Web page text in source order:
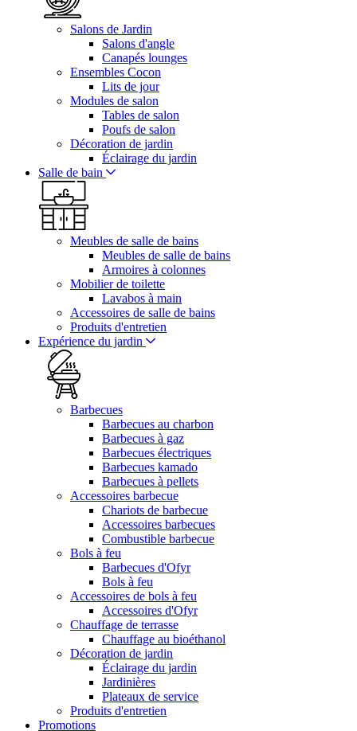
Salons de Jardin
Salons d'angle
Canapés lounges
Ensembles Cocon
Lits de jour
Modules de salon
Tables de salon
Poufs de salon
Décoration de jardin
Éclairage du jardin
Salle de bain
Meubles de salle de bains
Meubles de salle de bains
Armoires à colonnes
Mobilier de toilette
Lavabos à main
Accessoires de salle de bains
Produits d'entretien
Expérience du jardin
Barbecues
Barbecues au charbon
Barbecues à gaz
Barbecues électriques
Barbecues kamado
Barbecues à pellets
Accessoires barbecue
Chariots de barbecue
Accessoires barbecues
Combustible barbecue
Bols à feu
Barbecues d'Ofyr
Bols à feu
Accessoires de bols à feu
Accessoires d'Ofyr
Chauffage de terrasse
Chauffage au bioéthanol
Décoration de jardin
Éclairage du jardin
Jardinières
Plateaux de service
Produits d'entretien
Promotions